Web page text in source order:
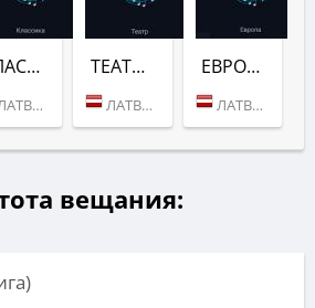
КЛАССИКА (ЯХТ-РАДИО)
(РИГА)
ТЕАТР (ЯХТ-РАДИО)
ЛАТВИЯ (РИГА)
ЕВРОПА (ЯХТ-РАДИО)
ЛАТВИЯ (РИГА)
вещания: